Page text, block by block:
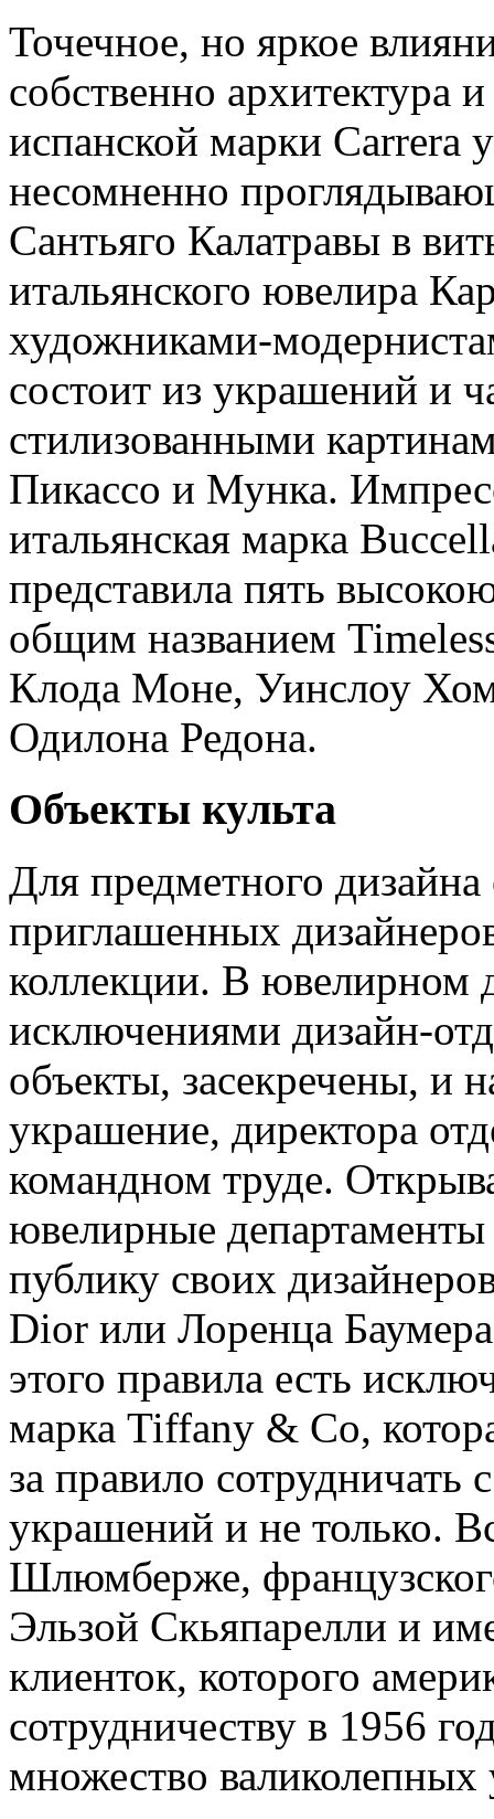
Точечное, но яркое
собственно архитектура
испанской марки Carrera
несомненно
Сантьяго Калатравы в
итальянского ювелира
художниками-
состоит из украшений и
стилизованными
Пикассо и Мунка.
итальянская марка
представила пять
общим названием
Клода Моне, Уинслоу
Одилона Редона.
Объекты культа
Для предметного
приглашенных
коллекции. В ювелирном
исключениями дизайн-
объекты, засекречены, и
украшение, директора
командном труде.
ювелирные
публику своих
Dior или Лоренца
этого правила есть
марка Tiffany & Со,
за правило
украшений и не только.
Шлюмберже,
Эльзой Скьяпарелли и
клиенток, которого
сотрудничеству в 1956
множество